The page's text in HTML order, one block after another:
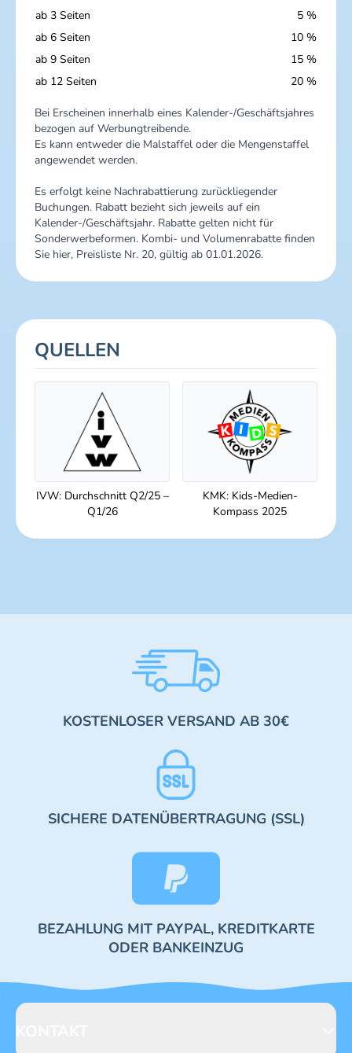
ab 3 Seiten
5 %
ab 6 Seiten
10 %
ab 9 Seiten
15 %
ab 12 Seiten
20 %
Bei Erscheinen innerhalb eines Kalender-/Geschäftsjahres
bezogen auf Werbungtreibende.
Es kann entweder die Malstaffel oder die Mengenstaffel
angewendet werden.
Es erfolgt keine Nachrabattierung zurückliegender
Buchungen. Rabatt bezieht sich jeweils auf ein
Kalender-/Geschäftsjahr. Rabatte gelten nicht für
Sonderwerbeformen. Kombi- und Volumenrabatte finden
Sie hier, Preisliste Nr. 20, gültig ab 01.01.2026.
QUELLEN
IVW: Durchschnitt Q2/25 –
Q1/26
KMK: Kids-Medien-
Kompass 2025
KOSTENLOSER VERSAND AB 30€
SICHERE DATENÜBERTRAGUNG (SSL)
BEZAHLUNG MIT PAYPAL, KREDITKARTE
ODER BANKEINZUG